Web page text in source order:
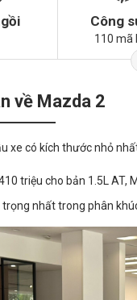
Công
110 mã
về Mazda 2
xe có kích thước nhỏ
triệu cho bản 1.5L
nhất trong phân